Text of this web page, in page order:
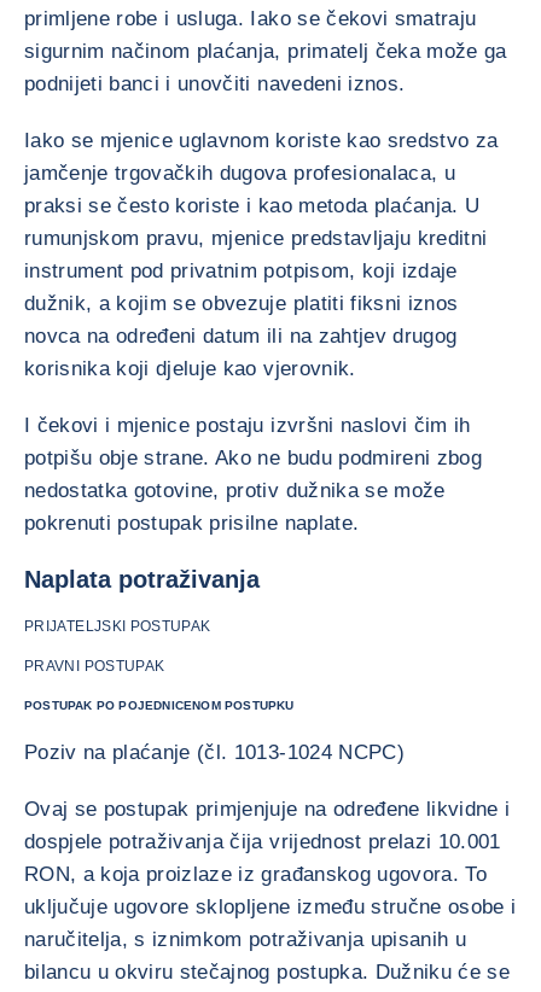
primljene robe i usluga. Iako se čekovi smatraju
sigurnim načinom plaćanja, primatelj čeka može ga
podnijeti banci i unovčiti navedeni iznos.
Iako se mjenice uglavnom koriste kao sredstvo za
jamčenje trgovačkih dugova profesionalaca, u
praksi se često koriste i kao metoda plaćanja. U
rumunjskom pravu, mjenice predstavljaju kreditni
instrument pod privatnim potpisom, koji izdaje
dužnik, a kojim se obvezuje platiti fiksni iznos
novca na određeni datum ili na zahtjev drugog
korisnika koji djeluje kao vjerovnik.
I čekovi i mjenice postaju izvršni naslovi čim ih
potpišu obje strane. Ako ne budu podmireni zbog
nedostatka gotovine, protiv dužnika se može
pokrenuti postupak prisilne naplate.
Naplata potraživanja
PRIJATELJSKI POSTUPAK
PRAVNI POSTUPAK
POSTUPAK PO POJEDNICENOM POSTUPKU
Poziv na plaćanje (čl. 1013-1024 NCPC)
Ovaj se postupak primjenjuje na određene likvidne i
dospjele potraživanja čija vrijednost prelazi 10.001
RON, a koja proizlaze iz građanskog ugovora. To
uključuje ugovore sklopljene između stručne osobe i
naručitelja, s iznimkom potraživanja upisanih u
bilancu u okviru stečajnog postupka. Dužniku će se